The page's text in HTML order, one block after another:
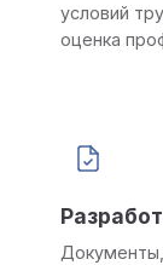
условий
оценка